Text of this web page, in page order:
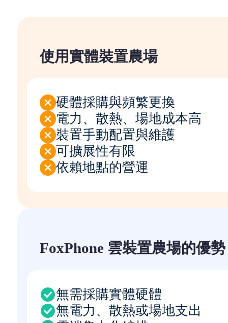
使用實體裝置農場
硬體採購與頻繁更換
電力、散熱、場地成本高
裝置手動配置與維護
可擴展性有限
依賴地點的營運
FoxPhone 雲裝置農場的優勢
無需採購實體硬體
無電力、散熱或場地支出